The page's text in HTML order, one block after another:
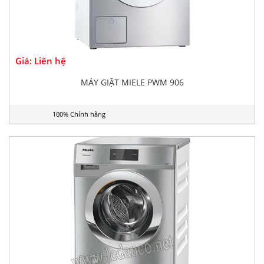
Giá: Liên hệ
MÁY GIẶT MIELE PWM 906
100% Chính hãng